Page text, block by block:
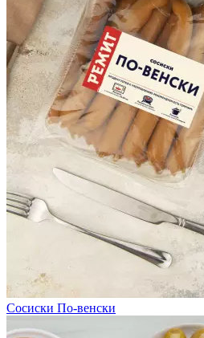
Сосиски По-венски